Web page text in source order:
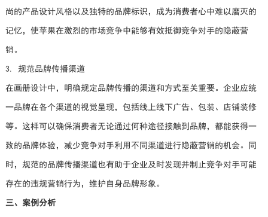
尚的产品设计风格以及独特的品牌标识，成为消费者心中难以磨灭的
记忆，使苹果在激烈的市场竞争中能够有效抵御竞争对手的隐蔽营
销。
3. 规范品牌传播渠道
在画册设计中，明确规定品牌传播的渠道和方式至关重要。企业应统
一品牌在各个渠道的视觉呈现，包括线上线下广告、包装、店铺装修
等。这样可以确保消费者无论通过何种途径接触到品牌，都能获得一
致的品牌体验，减少竞争对手利用不同渠道进行隐蔽营销的机会。同
时，规范的品牌传播渠道也有助于企业及时发现并制止竞争对手可能
存在的违规营销行为，维护自身品牌形象。
三、案例分析